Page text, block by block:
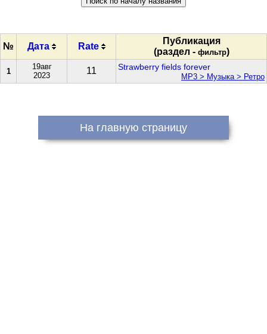
№ Дата Rate
Публикация
(раздел - фильтр)
1
19авг
2023
11 Strawberry fields forever
МР3 > Музыка > Ретро
На главную страницу